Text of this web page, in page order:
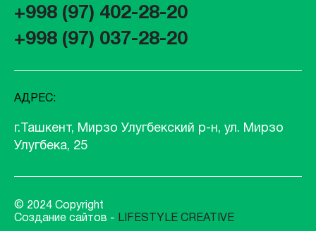
+998 (97) 402-28-20
+998 (97) 037-28-20
АДРЕС:
г.Ташкент, Мирзо Улугбекский р-н, ул. Мирзо
Улугбека, 25
© 2024 Copyright
Создание сайтов - LIFESTYLE CREATIVE